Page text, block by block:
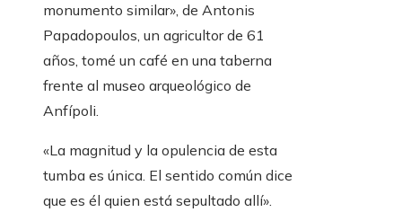
monumento similar», de Antonis
Papadopoulos, un agricultor de 61
años, tomé un café en una taberna
frente al museo arqueológico de
Anfípoli.
«La magnitud y la opulencia de esta
tumba es única. El sentido común dice
que es él quien está sepultado allí».